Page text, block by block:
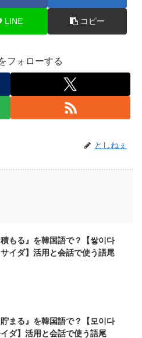
LINE コピー
フォローする
としねぇ
積もる』を韓国語で？【쌓이다
サイダ】活用と会話で使う語尾
貯まる』を韓国語で？【모이다
ダ】活用と会話で使う語尾